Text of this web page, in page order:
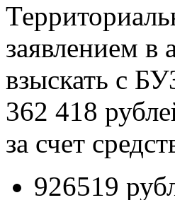
заявлением в
взыскать с
362 418
за счет
926519